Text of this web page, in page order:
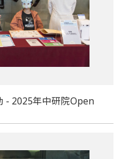
- 2025年中研院Open